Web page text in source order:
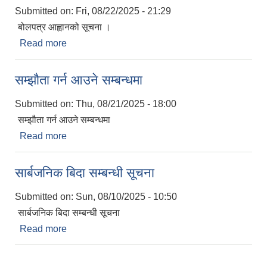
Submitted on: Fri, 08/22/2025 - 21:29
बोलपत्र आह्वानको सूचना ।
Read more
सम्झौता गर्न आउने सम्बन्धमा
Submitted on: Thu, 08/21/2025 - 18:00
सम्झौता गर्न आउने सम्बन्धमा
Read more
सार्बजनिक बिदा सम्बन्धी सूचना
Submitted on: Sun, 08/10/2025 - 10:50
सार्बजनिक बिदा सम्बन्धी सूचना
Read more